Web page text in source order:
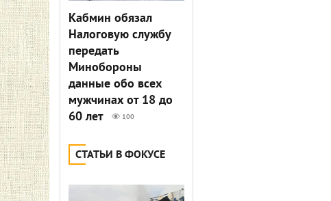
Кабмин обязал
Налоговую службу
передать
Минобороны
данные обо всех
мужчинах от 18 до
60 лет
100
СТАТЬИ В ФОКУСЕ